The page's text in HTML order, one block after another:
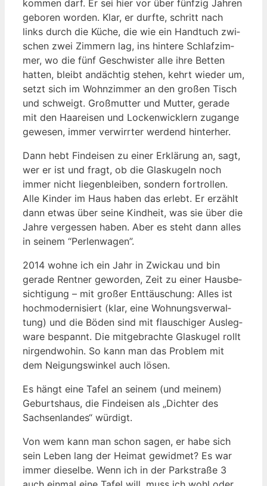
kom­men darf. Er sei hier vor über fünf­zig Jah­ren
gebo­ren wor­den. Klar, er durf­te, schritt nach
links durch die Küche, die wie ein Hand­tuch zwi­
schen zwei Zim­mern lag, ins hin­te­re Schlaf­zim­
mer, wo die fünf Geschwis­ter alle ihre Bet­ten
hat­ten, bleibt andäch­tig ste­hen, kehrt wie­der um,
setzt sich im Wohn­zim­mer an den gro­ßen Tisch
und schweigt. Groß­mutter und Mut­ter, gera­de
mit den Haar­ei­sen und Locken­wick­lern zugan­ge
gewe­sen, immer ver­wirr­ter wer­dend hinterher.
Dann hebt Find­ei­sen zu einer Erklä­rung an, sagt,
wer er ist und fragt, ob die Glas­ku­geln noch
immer nicht lie­gen­blei­ben, son­dern fort­rol­len.
Alle Kin­der im Haus haben das erlebt. Er erzählt
dann etwas über sei­ne Kind­heit, was sie über die
Jah­re ver­ges­sen haben. Aber es steht dann alles
in sei­nem “Per­len­wa­gen”.
2014 woh­ne ich ein Jahr in Zwi­ckau und bin
gera­de Rent­ner gewor­den, Zeit zu einer Haus­be­
sich­ti­gung – mit gro­ßer Ent­täu­schung: Alles ist
hoch­mo­der­ni­siert (klar, eine Woh­nungs­ver­wal­
tung) und die Böden sind mit flau­schi­ger Aus­leg­
wa­re bespannt. Die mit­ge­brach­te Glas­ku­gel rollt
nir­gend­wo­hin. So kann man das Pro­blem mit
dem Nei­gungs­win­kel auch lösen.
Es hängt eine Tafel an sei­nem (und mei­nem)
Geburts­haus, die Find­ei­sen als „Dich­ter des
Sach­sen­lan­des“ würdigt.
Von wem kann man schon sagen, er habe sich
sein Leben lang der Hei­mat gewid­met? Es war
immer die­sel­be. Wenn ich in der Park­stra­ße 3